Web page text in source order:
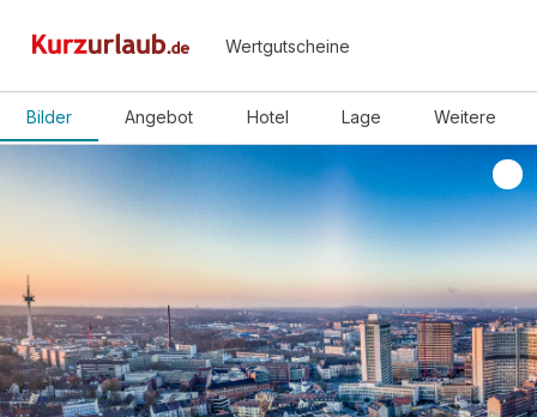
Wertgutscheine
Bilder Angebot Hotel Lage Weitere